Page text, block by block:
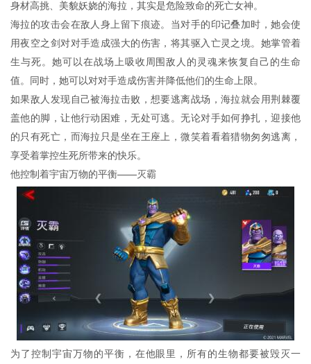
身材高挑、美貌妖娆的海拉，其实是危险致命的死亡女神。
海拉的攻击会在敌人身上留下痕迹。当对手的印记叠加时，她会使
用夜空之剑对对手造成强大的伤害，将其驱入亡灵之境。她掌管着
生与死。她可以在战场上吸收周围敌人的灵魂来恢复自己的生命
值。同时，她可以对对手造成伤害并降低他们的生命上限。
如果敌人发现自己被海拉击败，想要逃离战场，海拉就会用荆棘覆
盖他的脚，让他行动困难，无处可逃。无论对手如何挣扎，迎接他
的只有死亡，而海拉只是坐在王座上，微笑着看着猎物匆匆逃离，
享受着掌控生死所带来的快乐。
他控制着宇宙万物的平衡——灭霸
为了控制宇宙万物的平衡，在他眼里，所有的生物都要被毁灭一